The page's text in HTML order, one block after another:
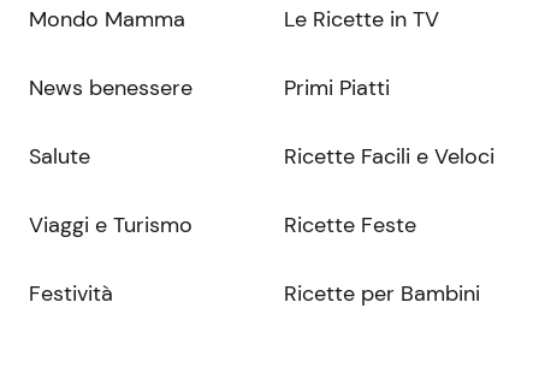
Mondo Mamma
News benessere
Salute
Viaggi e Turismo
Festività
Le Ricette in TV
Primi Piatti
Ricette Facili e Veloci
Ricette Feste
Ricette per Bambini